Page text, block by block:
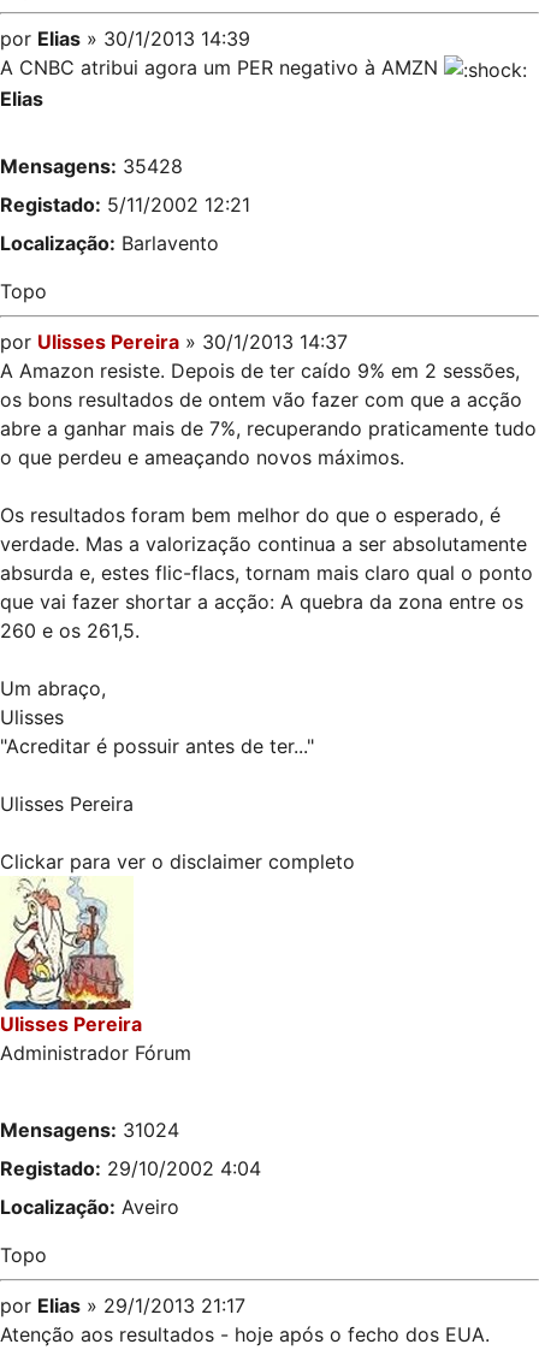
por Elias » 30/1/2013 14:39
A CNBC atribui agora um PER negativo à AMZN
Elias
Mensagens: 35428
Registado: 5/11/2002 12:21
Localização: Barlavento
Topo
por Ulisses Pereira » 30/1/2013 14:37
A Amazon resiste. Depois de ter caído 9% em 2 sessões,
os bons resultados de ontem vão fazer com que a acção
abre a ganhar mais de 7%, recuperando praticamente tudo
o que perdeu e ameaçando novos máximos.
Os resultados foram bem melhor do que o esperado, é
verdade. Mas a valorização continua a ser absolutamente
absurda e, estes flic-flacs, tornam mais claro qual o ponto
que vai fazer shortar a acção: A quebra da zona entre os
260 e os 261,5.
Um abraço,
Ulisses
"Acreditar é possuir antes de ter..."
Ulisses Pereira
Clickar para ver o disclaimer completo
Ulisses Pereira
Administrador Fórum
Mensagens: 31024
Registado: 29/10/2002 4:04
Localização: Aveiro
Topo
por Elias » 29/1/2013 21:17
Atenção aos resultados - hoje após o fecho dos EUA.